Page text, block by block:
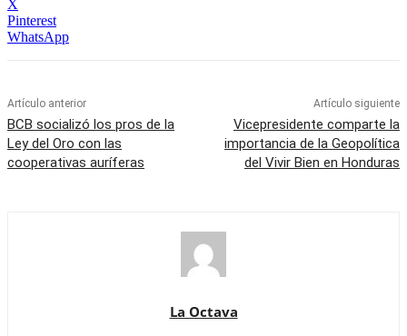
X
Pinterest
WhatsApp
Artículo anterior
BCB socializó los pros de la
Ley del Oro con las
cooperativas auríferas
Artículo siguiente
Vicepresidente comparte la
importancia de la Geopolítica
del Vivir Bien en Honduras
La Octava